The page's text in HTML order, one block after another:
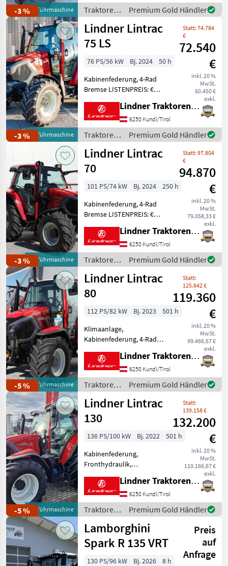
-3 %Vorführmaschine
Kipperleitungen + 1
Rücklauf, Lindner
Fronthydraulik,
Kabinenfederung, Tr
Traktoren
/ Lindner
Premium Gold Händler
-3 %Vorführmaschine
Lindner Lintrac
75 LS
Statt: 74.784
€
72.540
€
inkl. 20 %
MwSt.
60.450 €
exkl.
76 PS/56 kW Bj. 2024
50 h
Kabinenfederung, 4-Rad
Bremse LISTENPREIS: €
TOP-AUSSTATTUNG: 6
Kipperleitungen + 1
Rücklauf, Hydraulik
Zusatztank,
Kabinenfederung, 420/85-
Lindner Traktorenwerk GesmbH
6250 Kundl/Tirol
Traktoren
/ Lindner
Premium Gold Händler
-3 %Vorführmaschine
Lindner Lintrac
70
Statt: 97.804
€
94.870
€
inkl. 20 %
MwSt.
79.058,33 €
exkl.
101 PS/74 kW Bj. 2024
250 h
Kabinenfederung, 4-Rad
Bremse LISTENPREIS: €
TOP-AUSSTATTUNG: 3
Steuergeräte
DETAILAUSSTATTUNG: 2
Mikroschalter mit
Verkabelung für 3. un
Lindner Traktorenwerk GesmbH
6250 Kundl/Tirol
Traktoren
/ Lindner
Premium Gold Händler
-5 %Vorführmaschine
Lindner Lintrac
80
Statt:
125.642 €
119.360
€
inkl. 20 %
MwSt.
99.466,67 €
exkl.
112 PS/82 kW Bj. 2023
501 h
Klimaanlage,
Kabinenfederung, 4-Rad
Frontzapfwelle,
Frontladerkonsole
LISTENPREIS: € 167.048, -
inkl. 20% MwSt. TOP-
AUSSTATTUNG: 5
Steuergeräte,
Lindner Traktorenwerk GesmbH
6250 Kundl/Tirol
Traktoren
/ Lindner
Premium Gold Händler
-5 %Vorführmaschine
Lindner Lintrac
130
Statt:
139.158 €
132.200
€
inkl. 20 %
MwSt.
110.166,67 €
exkl.
136 PS/100 kW Bj. 2022
501 h
Kabinenfederung,
Fronthydraulik,
LISTENPREIS: € 183.630, -
inkl. 20% MwSt. TOP-
AUSSTATTUNG: 5
Steuergeräte,
Bauartgeschwindigkeit
50km/h, Druckluftbrem
Lindner Traktorenwerk GesmbH
6250 Kundl/Tirol
Traktoren
/ Lindner
Premium Gold Händler
Lamborghini
Spark R 135 VRT
Preis
auf
Anfrage
130 PS/96 kW Bj. 2026
8 h